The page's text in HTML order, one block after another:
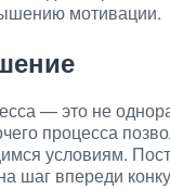
мотивации.
— это не
процесса
условиям.
шаг впереди